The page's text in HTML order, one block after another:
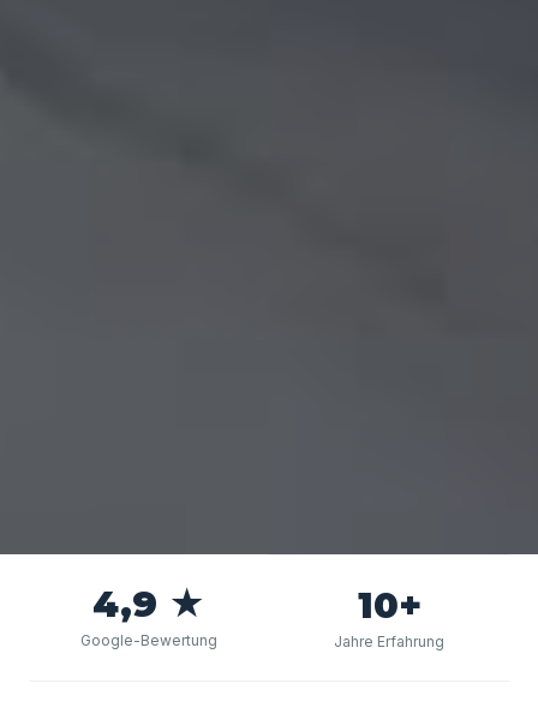
4,9 ★
Google-Bewertung
10+
Jahre Erfahrung